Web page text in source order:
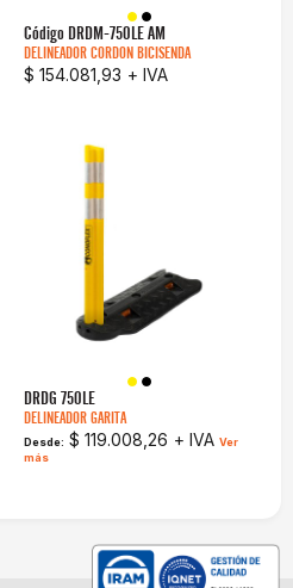
Código DRDM-750LE AM
DELINEADOR CORDON BICISENDA
$ 154.081,93 + IVA
DRDG 750LE
DELINEADOR GARITA
Desde: $ 119.008,26 + IVA Ver
más